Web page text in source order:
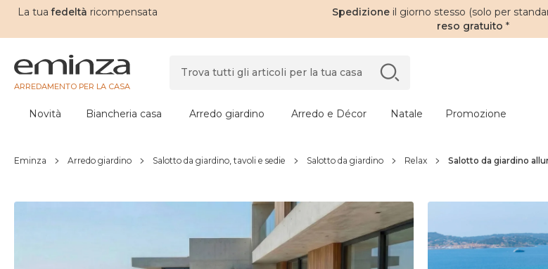
La tua fedeltà ricompensata Spedizione il giorno stesso (solo per
reso gratuito *
ARREDAMENTO PER LA CASA
Novità Biancheria casa Arredo giardino Arredo e Décor Natale Promozione
Eminza Arredo giardino Salotto da giardino, tavoli e sedie Salotto da giardino Relax Salotto da giardino